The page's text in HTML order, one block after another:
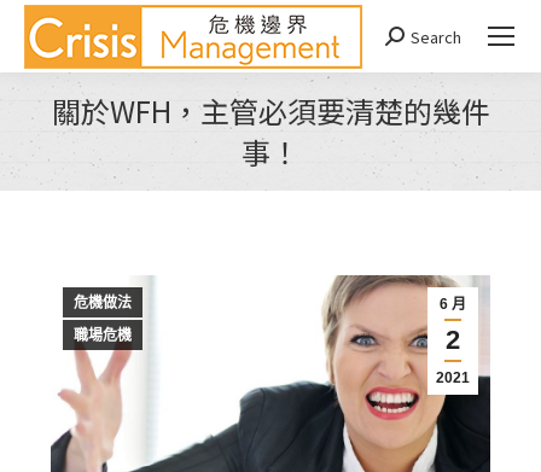
Search:
Search
關於WFH，主管必須要清楚的幾件
事！
You are here:
6 月
2
2021
危機做法
職場危機